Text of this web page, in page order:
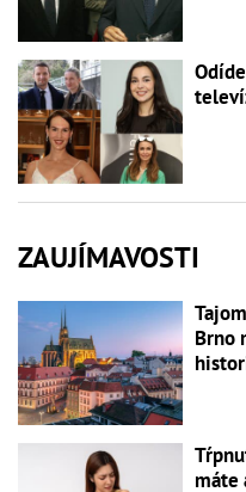
ZAUJÍMAVOSTI
Brno
máte